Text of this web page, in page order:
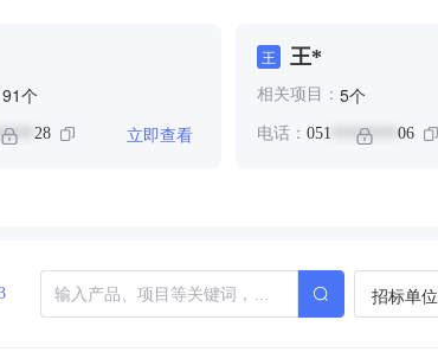
个
28 立即查看
王 王*
相关项目： 5个
电话： 051 ******** 06
招标单位